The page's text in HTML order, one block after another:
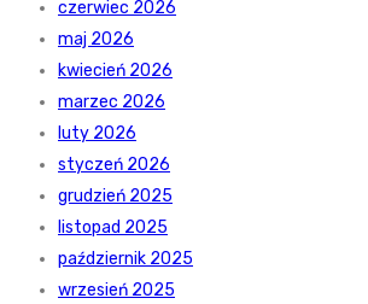
czerwiec 2026
maj 2026
kwiecień 2026
marzec 2026
luty 2026
styczeń 2026
grudzień 2025
listopad 2025
październik 2025
wrzesień 2025